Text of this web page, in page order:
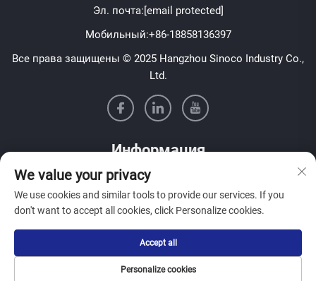
Эл. почта:[email protected]
Мобильный:+86-18858136397
Все права защищены © 2025 Hangzhou Sinoco Industry Co.,
Ltd.
Информация
Подпишитесь на нашу еженедельную рассылку
Отправить
We value your privacy
We use cookies and similar tools to provide our services. If you
don't want to accept all cookies, click Personalize cookies.
Personalize cookies
Accept all